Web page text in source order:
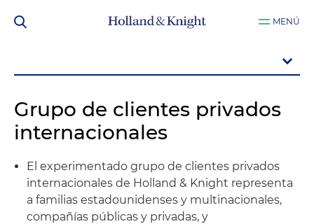
MENÚ
Grupo de clientes privados
internacionales
El experimentado grupo de clientes privados
internacionales de Holland & Knight representa
a familias estadounidenses y multinacionales,
compañías públicas y privadas, y